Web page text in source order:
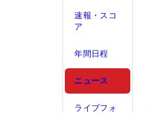
速報・スコ
ア
年間日程
ニュース
ライブフォ